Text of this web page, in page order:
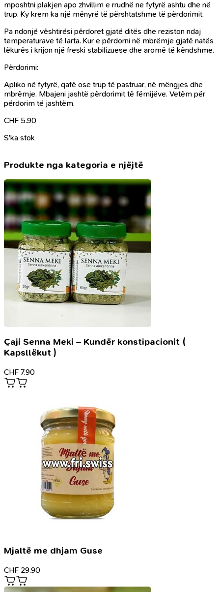
mposhtni plakjen apo zhvillim e rrudhë ne fytyrë ashtu dhe në
trup. Ky krem ka një mënyrë të përshtatshme të përdorimit.
Pa ndonjë vështirësi përdoret gjatë ditës dhe reziston ndaj
temperaturave të larta. Kur e përdorni në mbrëmje gjatë natës
lëkurës i krijon një freski stabilizuese dhe aromë të këndshme.
Përdorimi:
Apliko në fytyrë, qafë ose trup të pastruar, në mëngjes dhe
mbrëmje. Mbajeni jashtë përdorimit të fëmijëve. Vetëm për
përdorim të jashtëm.
CHF 5.90
S’ka stok
Produkte nga kategoria e njëjtë
Çaji Senna Meki – Kundër konstipacionit (
Kapsllëkut )
CHF 7.90
Mjaltë me dhjam Guse
CHF 29.90